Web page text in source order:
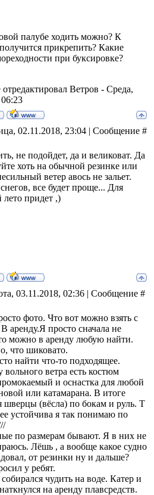
палубе ходить можно? К
прикрепить? Какие
при буксировке?
Ветров - Среда,
02.11.2018, 23:04 | Сообщение #
не подойдет, да и великоват. Да
хоть на обычной резинке или
ветер авось не зальет.
все будет проще... Для
лето придет ,)
03.11.2018, 02:36 | Сообщение #
фото. Что вот можно взять с
аренду.Я просто сначала не
можно в аренду любую найти.
что шиковато.
найти что-то подходящее.
ветра есть костюм
и оснастка для любой
или катамарана. В итоге
шверцы (вёсла) по бокам и руль. Т
устойчива я так понимаю по
по размерам бывают. Я в них не
Лёшь , а вообще какое судно
от резинки ну и дальше?
у ребят.
чудить на воде. Катер и
на аренду плавсредств.